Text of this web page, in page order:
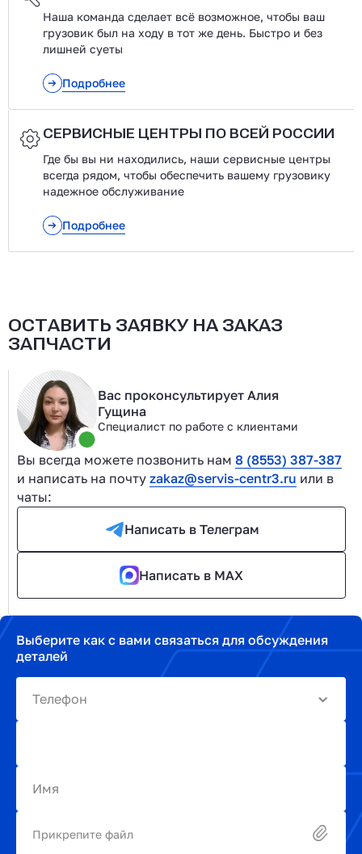
Наша команда сделает всё возможное, чтобы ваш
грузовик был на ходу в тот же день. Быстро и без
лишней суеты
Подробнее
СЕРВИСНЫЕ ЦЕНТРЫ ПО ВСЕЙ РОССИИ
Где бы вы ни находились, наши сервисные центры
всегда рядом, чтобы обеспечить вашему грузовику
надежное обслуживание
Подробнее
ОСТАВИТЬ ЗАЯВКУ НА ЗАКАЗ
ЗАПЧАСТИ
Вас проконсультирует Алия
Гущина
Специалист по работе с клиентами
Вы всегда можете позвонить нам 8 (8553) 387-387
и написать на почту zakaz@servis-centr3.ru или в
чаты:
Написать в Телеграм
Написать в MAX
Выберите как с вами связаться для обсуждения
деталей
Телефон
Имя
Прикрепите файл